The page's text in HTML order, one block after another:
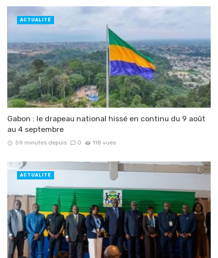
Gabon : le drapeau national hissé en continu du 9 août
au 4 septembre
59 minutes depuis 0 118 vues
ACTUALITÉ
ACTUALITÉ